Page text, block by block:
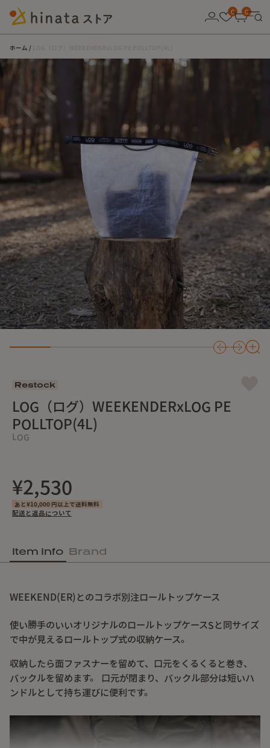
0
0
ホーム
Restock
LOG（ログ）WEEKENDERxLOG PE
POLLTOP(4L)
LOG
¥2,530
あと¥10,000 円以上で送料無料
配送と返品について
Item Info Brand
WEEKEND(ER)とのコラボ別注ロールトップケース
使い勝手のいいオリジナルのロールトップケースSと同サイズ
で中が見えるロールトップ式の収納ケース。
収納したら面ファスナーを留めて、口元をくるくると巻き、
バックルを留めます。 口元が閉まり、バックル部分は短いハ
ンドルとして持ち運びに便利です。